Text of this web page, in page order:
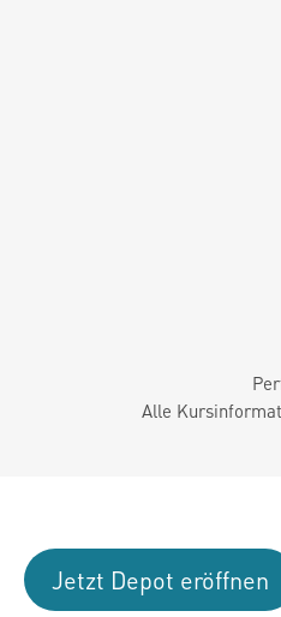
Alle
Jetzt Depot eröffnen